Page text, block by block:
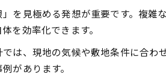
業施設に適した設備設計技法とは
工業施設で求められる設備設計の基
設備設計技術の導入ポイントを解
工業施設向け設備設計の成功要因
を見極める発想が重要です。複雑
を効率化できます。
は、現地の気候や敷地条件に合
があります。